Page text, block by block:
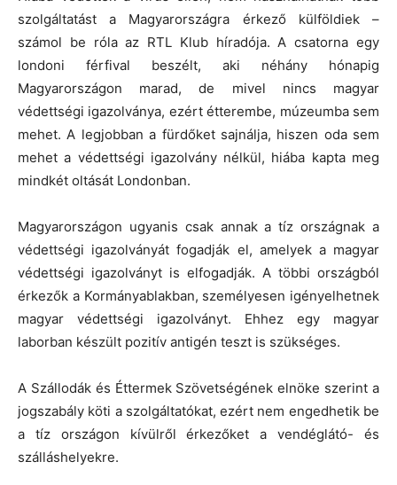
szolgáltatást a Magyarországra érkező külföldiek –
számol be róla az RTL Klub híradója. A csatorna egy
londoni férfival beszélt, aki néhány hónapig
Magyarországon marad, de mivel nincs magyar
védettségi igazolványa, ezért étterembe, múzeumba sem
mehet. A legjobban a fürdőket sajnálja, hiszen oda sem
mehet a védettségi igazolvány nélkül, hiába kapta meg
mindkét oltását Londonban.
Magyarországon ugyanis csak annak a tíz országnak a
védettségi igazolványát fogadják el, amelyek a magyar
védettségi igazolványt is elfogadják. A többi országból
érkezők a Kormányablakban, személyesen igényelhetnek
magyar védettségi igazolványt. Ehhez egy magyar
laborban készült pozitív antigén teszt is szükséges.
A Szállodák és Éttermek Szövetségének elnöke szerint a
jogszabály köti a szolgáltatókat, ezért nem engedhetik be
a tíz országon kívülről érkezőket a vendéglátó- és
szálláshelyekre.